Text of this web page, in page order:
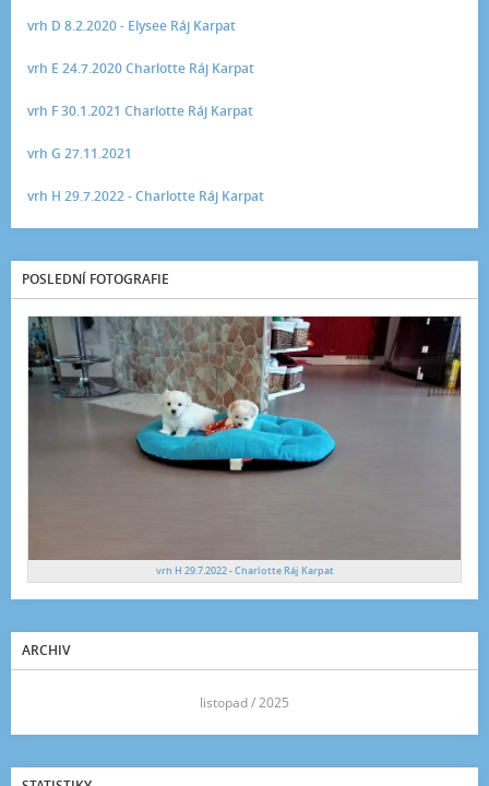
vrh D 8.2.2020 - Elysee Ráj Karpat
vrh E 24.7.2020 Charlotte Ráj Karpat
vrh F 30.1.2021 Charlotte Ráj Karpat
vrh G 27.11.2021
vrh H 29.7.2022 - Charlotte Ráj Karpat
POSLEDNÍ FOTOGRAFIE
vrh H 29.7.2022 - Charlotte Ráj Karpat
ARCHIV
listopad / 2025